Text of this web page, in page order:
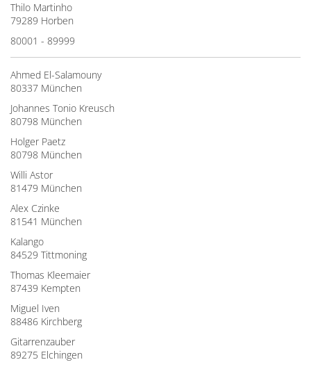
Thilo Martinho
79289 Horben
80001 - 89999
Ahmed El-Salamouny
80337 München
Johannes Tonio Kreusch
80798 München
Holger Paetz
80798 München
Willi Astor
81479 München
Alex Czinke
81541 München
Kalango
84529 Tittmoning
Thomas Kleemaier
87439 Kempten
Miguel Iven
88486 Kirchberg
Gitarrenzauber
89275 Elchingen